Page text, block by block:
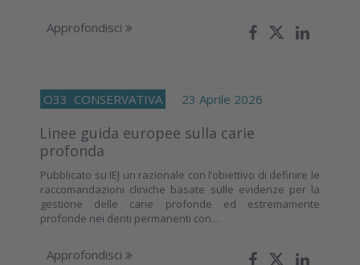
Approfondisci
O33 CONSERVATIVA 23 Aprile 2026
Linee guida europee sulla carie
profonda
Pubblicato su IEJ un razionale con l’obiettivo di definire le
raccomandazioni cliniche basate sulle evidenze per la
gestione delle carie profonde ed estremamente
profonde nei denti permanenti con...
Approfondisci